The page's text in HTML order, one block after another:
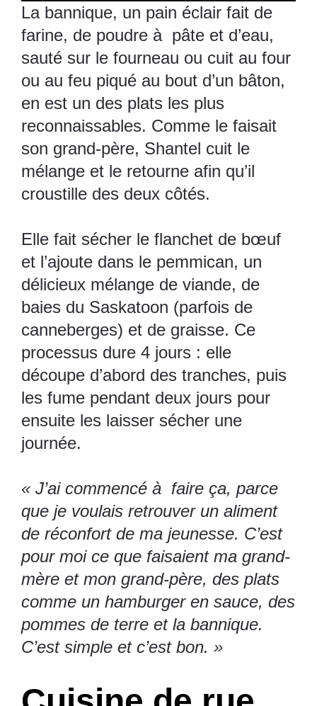
La bannique, un pain éclair fait de
farine, de poudre à pâte et d’eau,
sauté sur le fourneau ou cuit au four
ou au feu piqué au bout d’un bâton,
en est un des plats les plus
reconnaissables. Comme le faisait
son grand-père, Shantel cuit le
mélange et le retourne afin qu’il
croustille des deux côtés.
Elle fait sécher le flanchet de bœuf
et l’ajoute dans le pemmican, un
délicieux mélange de viande, de
baies du Saskatoon (parfois de
canneberges) et de graisse. Ce
processus dure 4 jours : elle
découpe d’abord des tranches, puis
les fume pendant deux jours pour
ensuite les laisser sécher une
journée.
« J’ai commencé à faire ça, parce
que je voulais retrouver un aliment
de réconfort de ma jeunesse. C’est
pour moi ce que faisaient ma grand-
mère et mon grand-père, des plats
comme un hamburger en sauce, des
pommes de terre et la bannique.
C’est simple et c’est bon. »